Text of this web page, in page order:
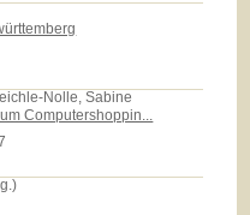
Nolle, Sabine
Computershoppin...